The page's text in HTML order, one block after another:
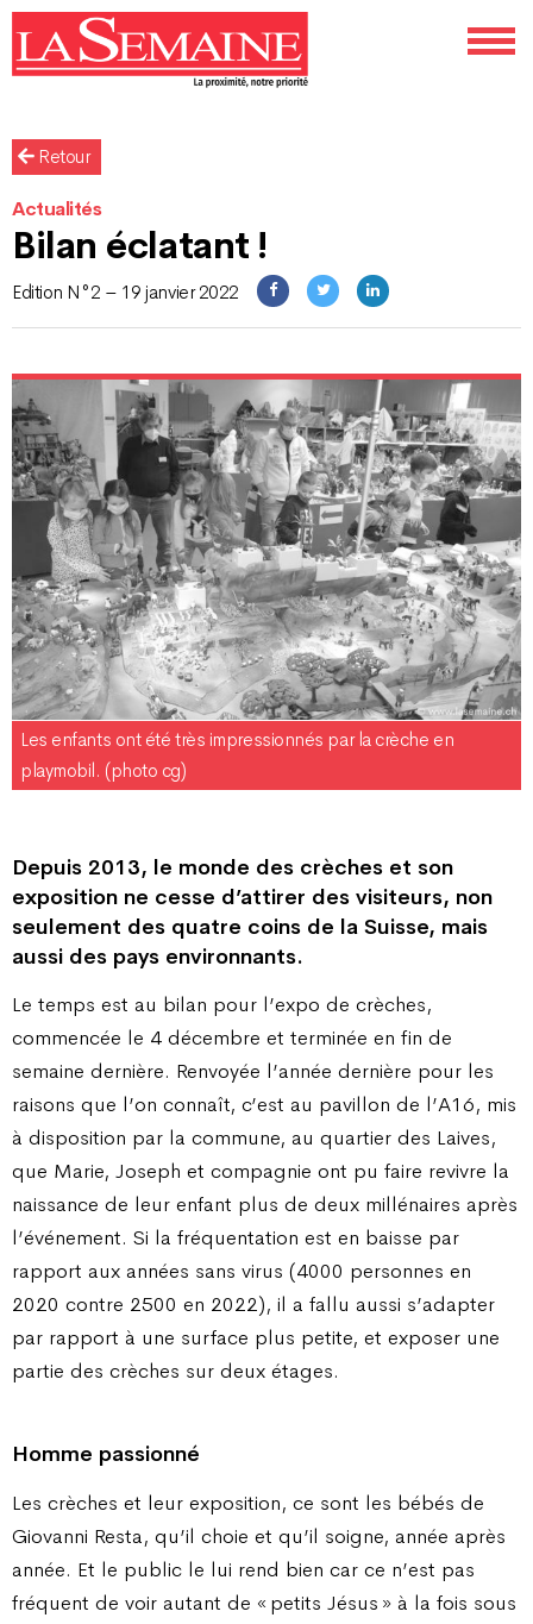
Retour
Actualités
Bilan éclatant !
Edition N°2 – 19 janvier 2022
Les enfants ont été très impressionnés par la crèche en
playmobil. (photo cg)
Depuis 2013, le monde des crèches et son
exposition ne cesse d’attirer des visiteurs, non
seulement des quatre coins de la Suisse, mais
aussi des pays environnants.
Le temps est au bilan pour l’expo de crèches,
commencée le 4 décembre et terminée en fin de
semaine dernière. Renvoyée l’année dernière pour les
raisons que l’on connaît, c’est au pavillon de l’A16, mis
à disposition par la commune, au quartier des Laives,
que Marie, Joseph et compagnie ont pu faire revivre la
naissance de leur enfant plus de deux millénaires après
l’événement. Si la fréquentation est en baisse par
rapport aux années sans virus (4000 personnes en
2020 contre 2500 en 2022), il a fallu aussi s’adapter
par rapport à une surface plus petite, et exposer une
partie des crèches sur deux étages.
Homme passionné
Les crèches et leur exposition, ce sont les bébés de
Giovanni Resta, qu’il choie et qu’il soigne, année après
année. Et le public le lui rend bien car ce n’est pas
fréquent de voir autant de « petits Jésus » à la fois sous